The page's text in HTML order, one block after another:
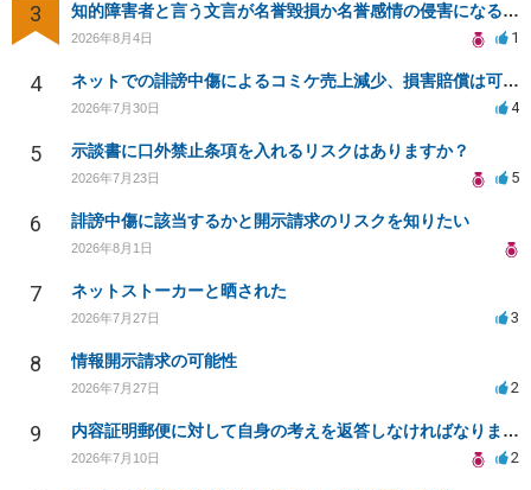
3 知的障害者と言う文言が名誉毀損か名誉感情の侵害になるか教えてほしい。
2026年8月4日 1
4 ネットでの誹謗中傷によるコミケ売上減少、損害賠償は可能か？
2026年7月30日 4
5 示談書に口外禁止条項を入れるリスクはありますか？
2026年7月23日 5
6 誹謗中傷に該当するかと開示請求のリスクを知りたい
2026年8月1日
7 ネットストーカーと晒された
2026年7月27日 3
8 情報開示請求の可能性
2026年7月27日 2
9 内容証明郵便に対して自身の考えを返答しなければなりませんか？
2026年7月10日 2